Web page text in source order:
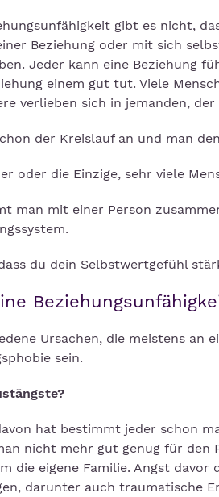
gibt es nicht,
Beziehung oder mit sich
Jeder kann eine Beziehung
einem gut tut. Viele
verlieben sich in jemanden,
der Kreislauf an und man
oder die Einzige, sehr viele
man mit einer Person
du dein Selbstwertgefühl
Ursachen, die meistens an
sein.
hat bestimmt jeder schon
nicht mehr gut genug für
die eigene Familie. Angst
darunter auch traumatische